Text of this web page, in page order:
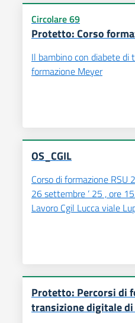
Circolare 69
Protetto: Corso
Il bambino con diabete di
formazione Meyer
OS_CGIL
Corso di formazione
26 settembre ‘ 25 , ore
Lavoro Cgil Lucca viale
Protetto: Percorsi di
transizione digitale di